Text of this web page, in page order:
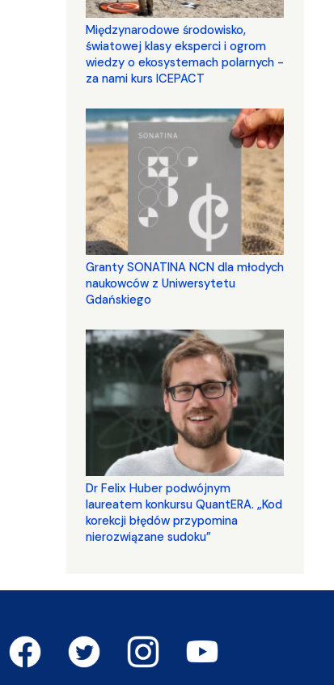
Międzynarodowe środowisko,
światowej klasy eksperci i ogrom
wiedzy o ekosystemach polarnych -
za nami kurs ICEPACT
Granty SONATINA NCN dla młodych
naukowców z Uniwersytetu
Gdańskiego
Dr Felix Huber podwójnym
laureatem konkursu QuantERA. „Kod
korekcji błędów przypomina
nierozwiązane sudoku”